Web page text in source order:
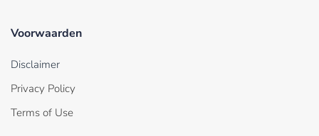
Voorwaarden
Disclaimer
Privacy Policy
Terms of Use